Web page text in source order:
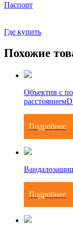
Паспорт
Где купить
Похожие
Объектив с
расстоянием
Подробнее
Подробнее